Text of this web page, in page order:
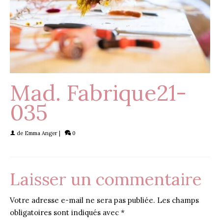
Mad. Fabrique21-
035
de Emma Anger 0
Laisser un commentaire
Votre adresse e-mail ne sera pas publiée. Les champs
obligatoires sont indiqués avec *